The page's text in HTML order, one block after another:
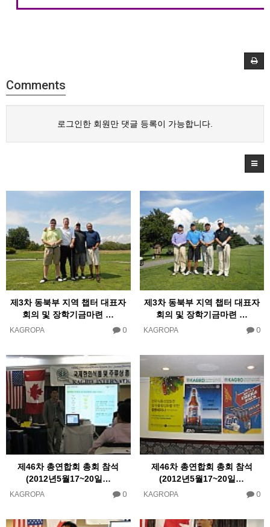
Comments
로그인한 회원만 댓글 등록이 가능합니다.
제3차 동북부 지역 챕터 대표자
회의 및 장학기금마련 …
KAGROPA 0
제3차 동북부 지역 챕터 대표자
회의 및 장학기금마련 …
KAGROPA 0
제46차 총연합회 총회 참석
(2012년5월17~20일…
KAGROPA 0
제46차 총연합회 총회 참석
(2012년5월17~20일…
KAGROPA 0